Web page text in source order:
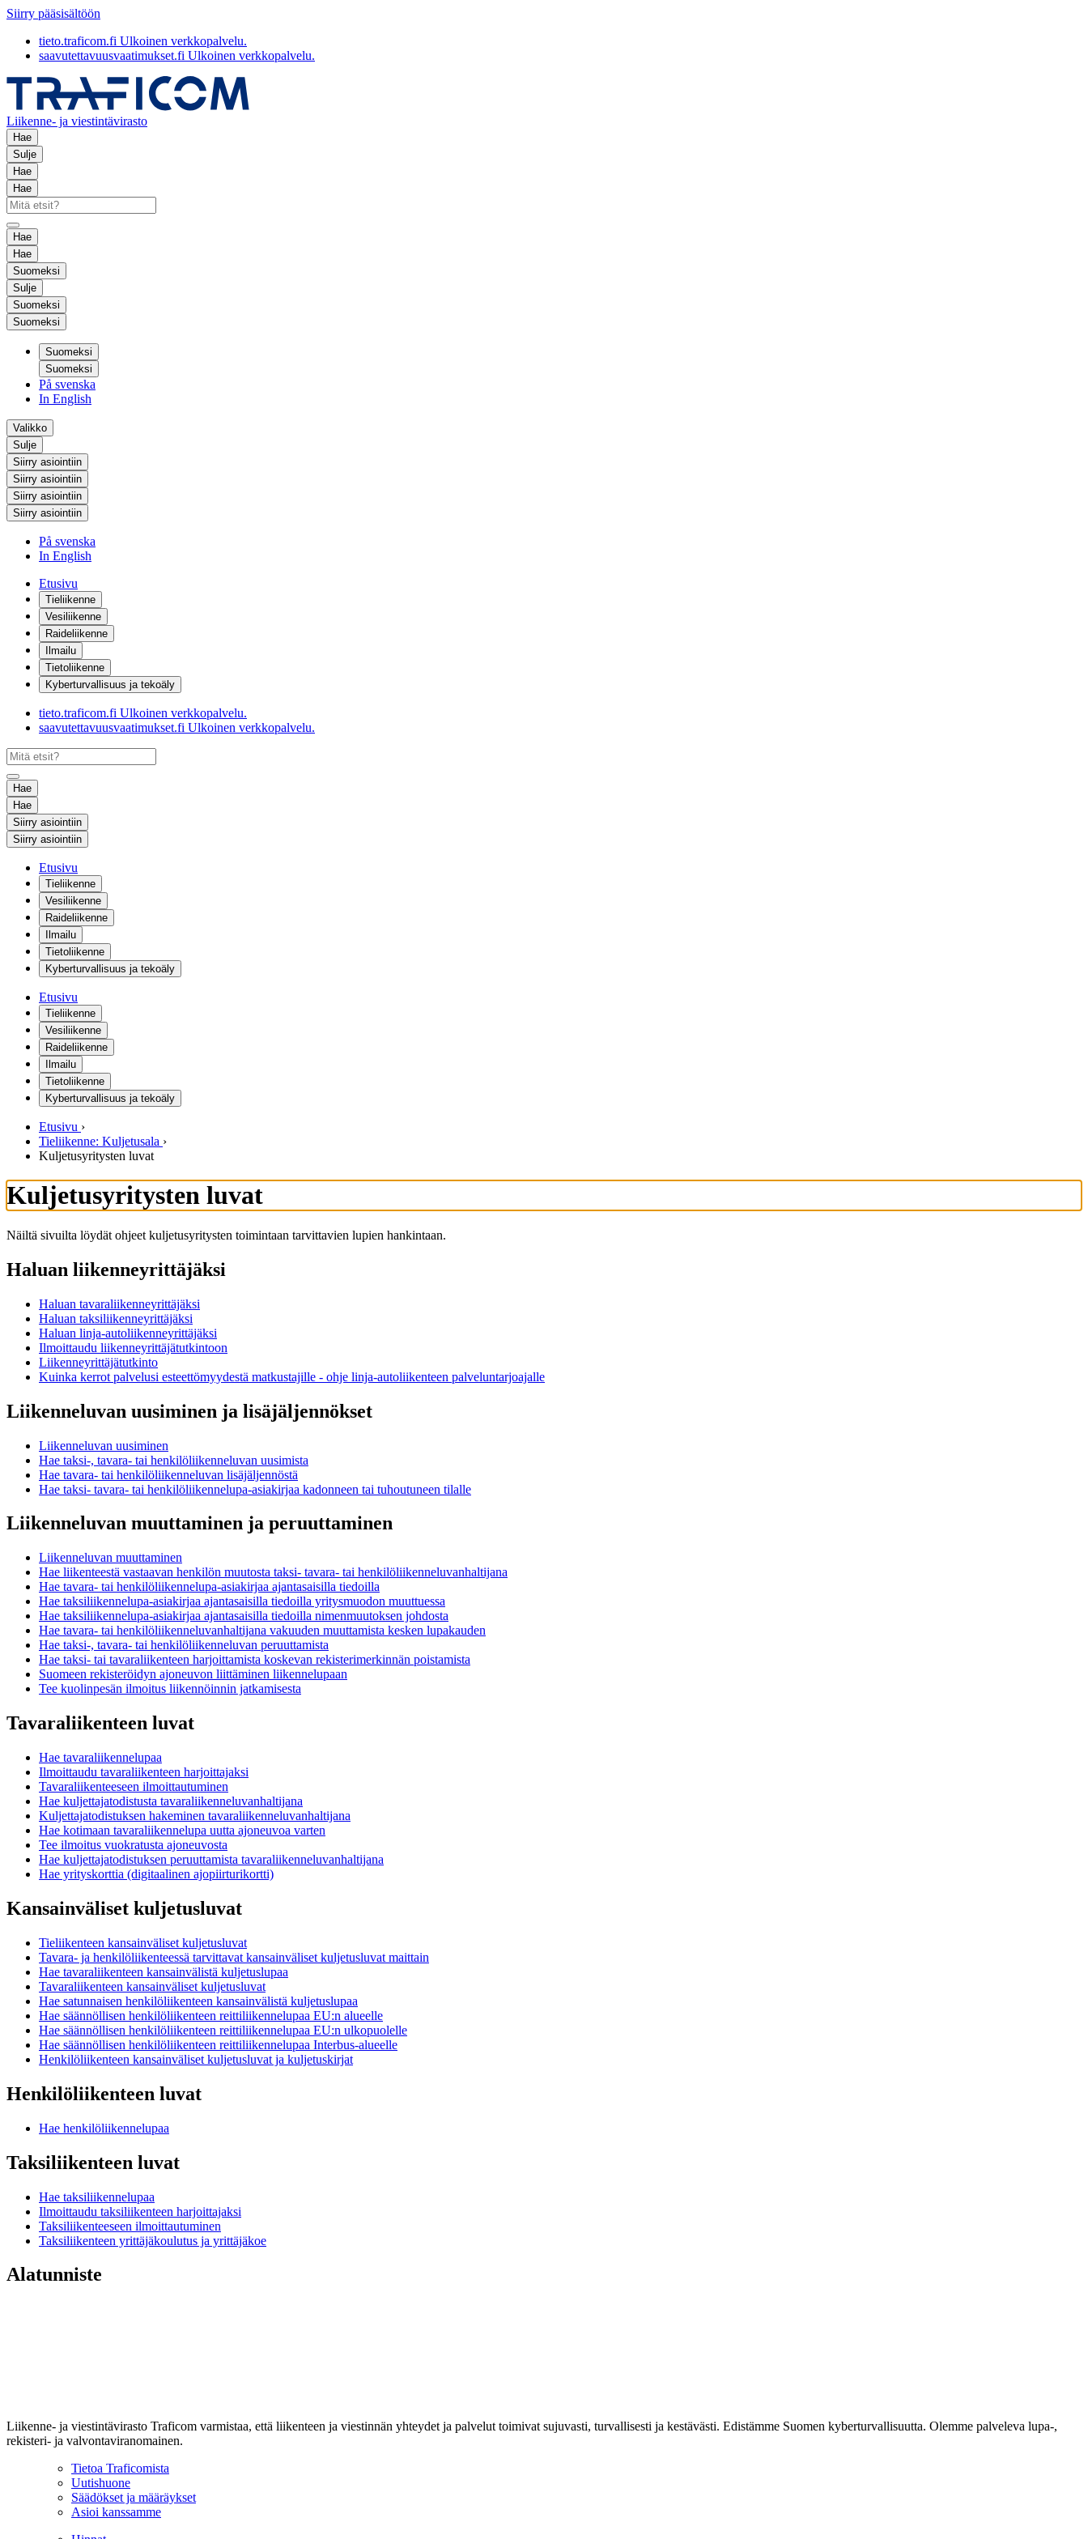
Siirry pääsisältöön
tieto.traficom.fi Ulkoinen verkkopalvelu.
saavutettavuusvaatimukset.fi Ulkoinen verkkopalvelu.
Liikenne- ja viestintävirasto
Hae
Sulje
Hae
Hae
Hae
Hae
Suomeksi
Sulje
Suomeksi
Suomeksi
Suomeksi
Suomeksi
På svenska
In English
Valikko
Sulje
Siirry asiointiin
Siirry asiointiin
Siirry asiointiin
Siirry asiointiin
På svenska
In English
Etusivu
Tieliikenne
Vesiliikenne
Raideliikenne
Ilmailu
Tietoliikenne
Kyberturvallisuus ja tekoäly
tieto.traficom.fi Ulkoinen verkkopalvelu.
saavutettavuusvaatimukset.fi Ulkoinen verkkopalvelu.
Hae
Hae
Siirry asiointiin
Siirry asiointiin
Etusivu
Tieliikenne
Vesiliikenne
Raideliikenne
Ilmailu
Tietoliikenne
Kyberturvallisuus ja tekoäly
Etusivu
Tieliikenne
Vesiliikenne
Raideliikenne
Ilmailu
Tietoliikenne
Kyberturvallisuus ja tekoäly
Etusivu ›
Tieliikenne: Kuljetusala ›
Kuljetusyritysten luvat
Kuljetusyritysten luvat
Näiltä sivuilta löydät ohjeet kuljetusyritysten toimintaan tarvittavien lupien hankintaan.
Haluan liikenneyrittäjäksi
Haluan tavaraliikenneyrittäjäksi
Haluan taksiliikenneyrittäjäksi
Haluan linja-autoliikenneyrittäjäksi
Ilmoittaudu liikenneyrittäjätutkintoon
Liikenneyrittäjätutkinto
Kuinka kerrot palvelusi esteettömyydestä matkustajille - ohje linja-autoliikenteen palveluntarjoajalle
Liikenneluvan uusiminen ja lisäjäljennökset
Liikenneluvan uusiminen
Hae taksi-, tavara- tai henkilöliikenneluvan uusimista
Hae tavara- tai henkilöliikenneluvan lisäjäljennöstä
Hae taksi- tavara- tai henkilöliikennelupa-asiakirjaa kadonneen tai tuhoutuneen tilalle
Liikenneluvan muuttaminen ja peruuttaminen
Liikenneluvan muuttaminen
Hae liikenteestä vastaavan henkilön muutosta taksi- tavara- tai henkilöliikenneluvanhaltijana
Hae tavara- tai henkilöliikennelupa-asiakirjaa ajantasaisilla tiedoilla
Hae taksiliikennelupa-asiakirjaa ajantasaisilla tiedoilla yritysmuodon muuttuessa
Hae taksiliikennelupa-asiakirjaa ajantasaisilla tiedoilla nimenmuutoksen johdosta
Hae tavara- tai henkilöliikenneluvanhaltijana vakuuden muuttamista kesken lupakauden
Hae taksi-, tavara- tai henkilöliikenneluvan peruuttamista
Hae taksi- tai tavaraliikenteen harjoittamista koskevan rekisterimerkinnän poistamista
Suomeen rekisteröidyn ajoneuvon liittäminen liikennelupaan
Tee kuolinpesän ilmoitus liikennöinnin jatkamisesta
Tavaraliikenteen luvat
Hae tavaraliikennelupaa
Ilmoittaudu tavaraliikenteen harjoittajaksi
Tavaraliikenteeseen ilmoittautuminen
Hae kuljettajatodistusta tavaraliikenneluvanhaltijana
Kuljettajatodistuksen hakeminen tavaraliikenneluvanhaltijana
Hae kotimaan tavaraliikennelupa uutta ajoneuvoa varten
Tee ilmoitus vuokratusta ajoneuvosta
Hae kuljettajatodistuksen peruuttamista tavaraliikenneluvanhaltijana
Hae yrityskorttia (digitaalinen ajopiirturikortti)
Kansainväliset kuljetusluvat
Tieliikenteen kansainväliset kuljetusluvat
Tavara- ja henkilöliikenteessä tarvittavat kansainväliset kuljetusluvat maittain
Hae tavaraliikenteen kansainvälistä kuljetuslupaa
Tavaraliikenteen kansainväliset kuljetusluvat
Hae satunnaisen henkilöliikenteen kansainvälistä kuljetuslupaa
Hae säännöllisen henkilöliikenteen reittiliikennelupaa EU:n alueelle
Hae säännöllisen henkilöliikenteen reittiliikennelupaa EU:n ulkopuolelle
Hae säännöllisen henkilöliikenteen reittiliikennelupaa Interbus-alueelle
Henkilöliikenteen kansainväliset kuljetusluvat ja kuljetuskirjat
Henkilöliikenteen luvat
Hae henkilöliikennelupaa
Taksiliikenteen luvat
Hae taksiliikennelupaa
Ilmoittaudu taksiliikenteen harjoittajaksi
Taksiliikenteeseen ilmoittautuminen
Taksiliikenteen yrittäjäkoulutus ja yrittäjäkoe
Alatunniste
Liikenne- ja viestintävirasto Traficom varmistaa, että liikenteen ja viestinnän yhteydet ja palvelut toimivat sujuvasti, turvallisesti ja kestävästi. Edistämme Suomen kyberturvallisuutta. Olemme palveleva lupa-,
rekisteri- ja valvontaviranomainen.
Tietoa Traficomista
Uutishuone
Säädökset ja määräykset
Asioi kanssamme